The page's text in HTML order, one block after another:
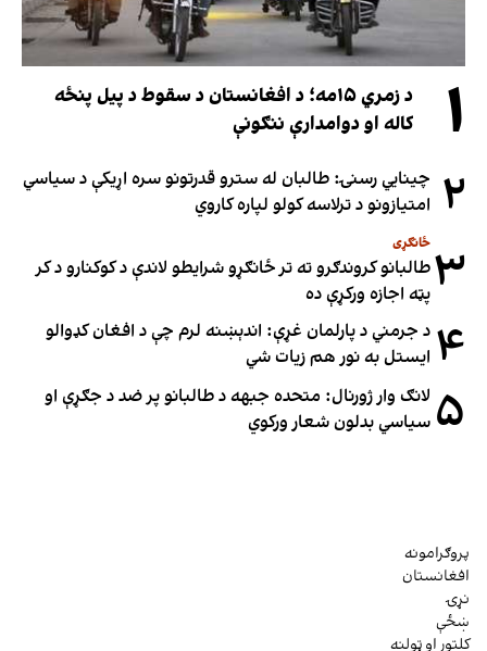
۱
د زمري ۱۵مه؛ د افغانستان د سقوط د پیل پنځه
کاله او دوامدارې ننګونې
۲ چینایي رسنۍ: طالبان له سترو قدرتونو سره اړیکې د سیاسي
امتیازونو د ترلاسه کولو لپاره کاروي
۳ ځانګړی
طالبانو کروندګرو ته تر ځانګړو شرایطو لاندې د کوکنارو د کر
پټه اجازه ورکړې ده
۴ د جرمني د پارلمان غړې: اندېښنه لرم چې د افغان کډوالو
ایستل به نور هم زیات شي
۵ لانګ وار ژورنال: متحده جبهه د طالبانو پر ضد د جګړې او
سیاسي بدلون شعار ورکوي
پروګرامونه
افغانستان
نړۍ
ښځې
کلتور او ټولنه